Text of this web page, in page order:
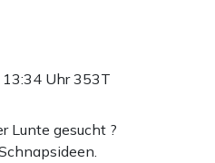
Uhr353T
Lunte gesucht ?